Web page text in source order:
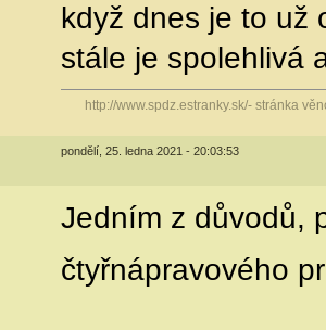
když dnes je to už
stále je spolehlivá
http://www.spdz.estranky.sk/- stránka
pondělí, 25. ledna 2021 - 20:03:53
Jedním z důvodů,
čtyřnápravového